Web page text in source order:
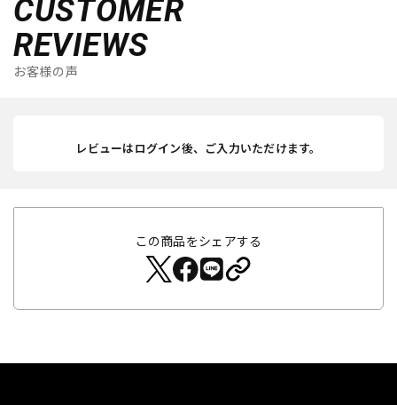
CUSTOMER
REVIEWS
お客様の声
レビューはログイン後、ご入力いただけます。
この商品をシェアする